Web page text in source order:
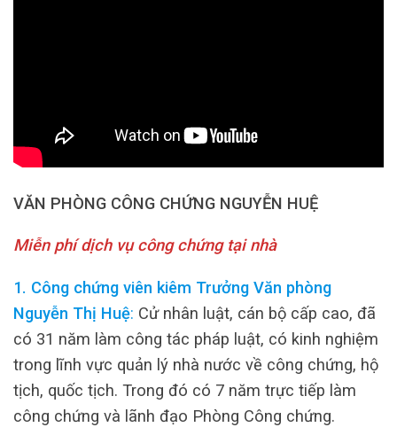
VĂN PHÒNG CÔNG CHỨNG NGUYỄN HUỆ
Miễn phí dịch vụ công chứng tại nhà
1. Công chứng viên kiêm Trưởng Văn phòng
Nguyễn Thị Huệ: Cử nhân luật, cán bộ cấp cao, đã
có 31 năm làm công tác pháp luật, có kinh nghiệm
trong lĩnh vực quản lý nhà nước về công chứng, hộ
tịch, quốc tịch. Trong đó có 7 năm trực tiếp làm
công chứng và lãnh đạo Phòng Công chứng.